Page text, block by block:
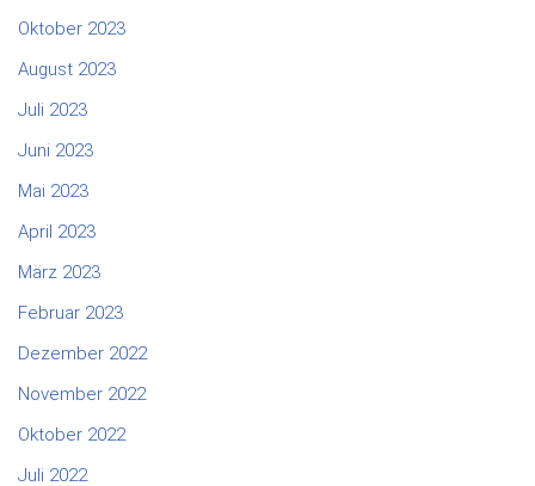
Oktober 2023
August 2023
Juli 2023
Juni 2023
Mai 2023
April 2023
März 2023
Februar 2023
Dezember 2022
November 2022
Oktober 2022
Juli 2022